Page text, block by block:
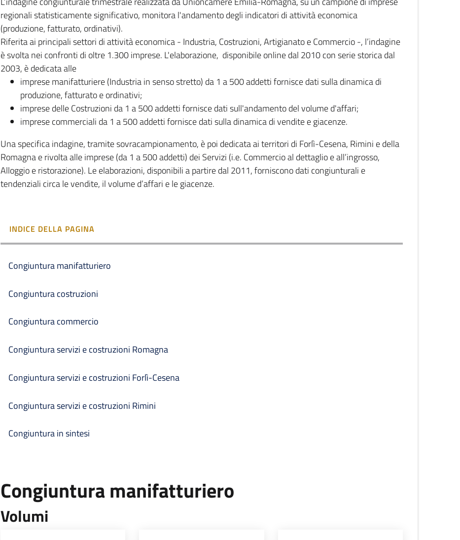
regionali statisticamente significativo, monitora l'andamento degli indicatori di attività economica
(produzione, fatturato, ordinativi).
Riferita ai principali settori di attività economica - Industria, Costruzioni, Artigianato e Commercio -, l’indagine
è svolta nei confronti di oltre 1.300 imprese. L'elaborazione, disponibile online dal 2010 con serie storica dal
2003, è dedicata alle
imprese manifatturiere (Industria in senso stretto) da 1 a 500 addetti fornisce dati sulla dinamica di
produzione, fatturato e ordinativi;
imprese delle Costruzioni da 1 a 500 addetti fornisce dati sull'andamento del volume d'affari;
imprese commerciali da 1 a 500 addetti fornisce dati sulla dinamica di vendite e giacenze.
Una specifica indagine, tramite sovracampionamento, è poi dedicata ai territori di Forlì-Cesena, Rimini e della
Romagna e rivolta alle imprese (da 1 a 500 addetti) dei Servizi (i.e. Commercio al dettaglio e all’ingrosso,
Alloggio e ristorazione). Le elaborazioni, disponibili a partire dal 2011, forniscono dati congiunturali e
tendenziali circa le vendite, il volume d’affari e le giacenze.
INDICE DELLA PAGINA
Congiuntura manifatturiero
Congiuntura costruzioni
Congiuntura commercio
Congiuntura servizi e costruzioni Romagna
Congiuntura servizi e costruzioni Forlì-Cesena
Congiuntura servizi e costruzioni Rimini
Congiuntura in sintesi
Congiuntura manifatturiero
Volumi